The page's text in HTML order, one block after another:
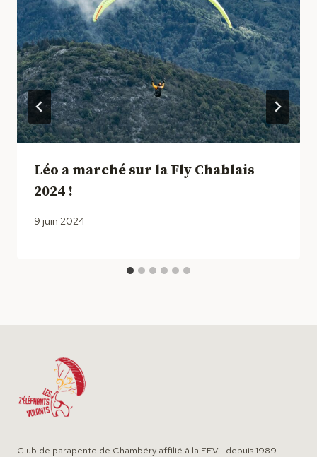
Léo a marché sur la Fly Chablais
2024 !
9 juin 2024
Club de parapente de Chambéry affilié à la FFVL depuis 1989